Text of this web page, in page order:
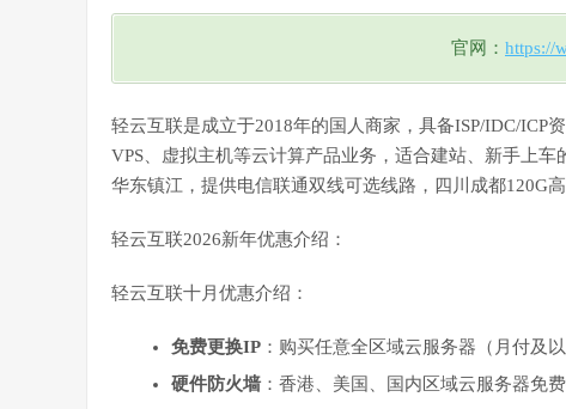
官网： https://
轻云互联是成立于2018年的国人商家，具备ISP/IDC/ICP
VPS、虚拟主机等云计算产品业务，适合建站、新手上
华东镇江，提供电信联通双线可选线路，四川成都120G高
轻云互联2026新年优惠介绍：
轻云互联十月优惠介绍：
免费更换IP ：购买任意全区域云服务器（月付及
硬件防火墙：香港、美国、国内区域云服务器免